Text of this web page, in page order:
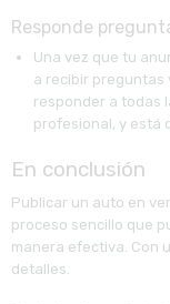
Responde
Una vez que tu
a recibir preguntas
responder a todas
profesional, y está
En conclusión
Publicar un auto en
proceso sencillo que
manera efectiva. Con
detalles.